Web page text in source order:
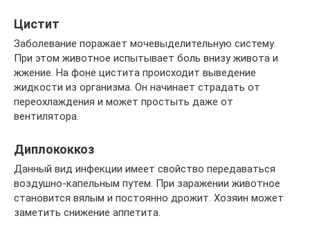
Цистит
Заболевание поражает мочевыделительную систему.
При этом животное испытывает боль внизу живота и
жжение. На фоне цистита происходит выведение
жидкости из организма. Он начинает страдать от
переохлаждения и может простыть даже от
вентилятора.
Диплококкоз
Данный вид инфекции имеет свойство передаваться
воздушно-капельным путем. При заражении животное
становится вялым и постоянно дрожит. Хозяин может
заметить снижение аппетита.